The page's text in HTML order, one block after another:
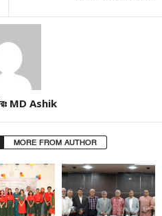
MD Ashik
MORE FROM AUTHOR